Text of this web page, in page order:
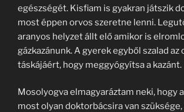
egészségét. Kisfiam is gyakran játszik
most éppen orvos szeretne lenni.
aranyos helyzet állt elő amikor is
gázkazánunk. A gyerek egyből szalad az
táskájáért, hogy meggyógyítsa a kazánt.
Mosolyogva elmagyaráztam neki, hogy
most olyan doktorbácsira van